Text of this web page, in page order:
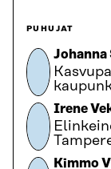
PUHUJAT
Irene
Kimmo